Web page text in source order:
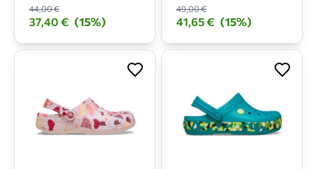
44,00 €
37,40 € (15%)
49,00 €
41,65 € (15%)